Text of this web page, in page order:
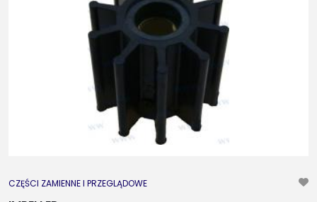
CZĘŚCI ZAMIENNE I PRZEGLĄDOWE